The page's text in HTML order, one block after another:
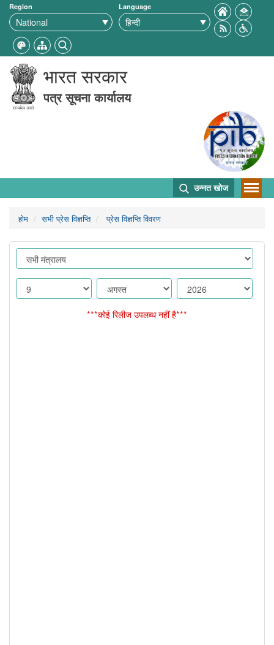
Region Language
भारत सरकार
पत्र सूचना कार्यालय
उन्नत खोज
होम सभी प्रेस विज्ञप्ति प्रेस विज्ञप्ति विवरण
***कोई रिलीज उपलब्ध नहीं है***